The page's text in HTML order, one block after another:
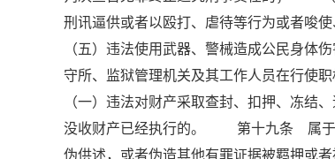
刑讯逼供或者以殴打、虐待等行为或者
（五）违法使用武器、警械造成公民身
守所、监狱管理机关及其工作人员在行
（一）违法对财产采取查封、扣押、冻
没收财产已经执行的。 第十九条 属于
伪供述，或者伪造其他有罪证据被羁押